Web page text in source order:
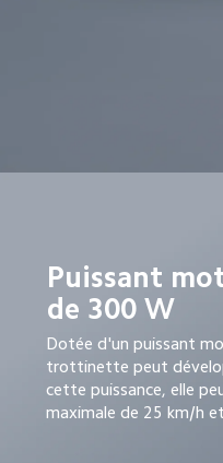
Puissant
de 300 W
Dotée d'un puissant
trottinette peut
cette puissance, elle
maximale de 25 km/h